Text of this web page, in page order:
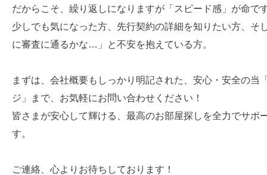
だからこそ、繰り返しになりますが「スピード感」が命で
少しでも気になった方、先行契約の詳細を知りたい方、そ
に審査に通るかな…」と不安を抱えている方。
まずは、会社概要もしっかり明記された、安心・安全の当
ジ」まで、お気軽にお問い合わせください！
皆さまが安心して輝ける、最高のお部屋探しを全力でサポ
す。
ご連絡、心よりお待ちしております！